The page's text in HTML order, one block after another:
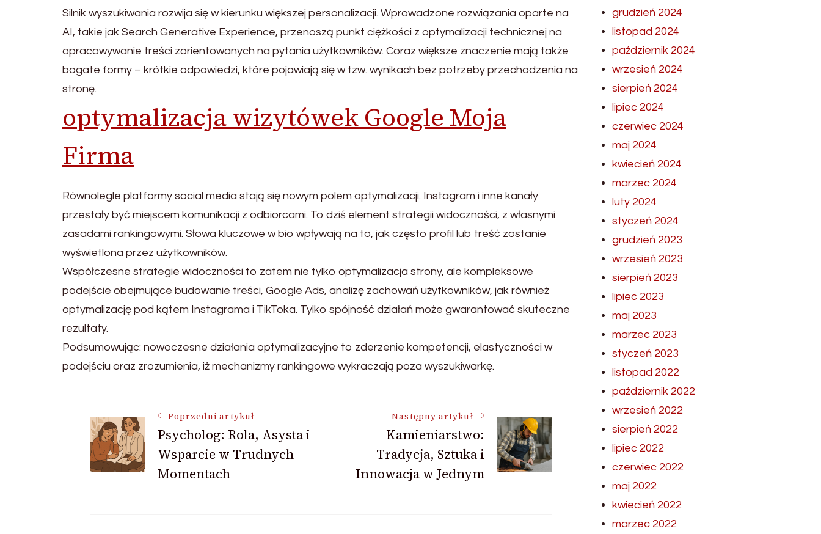
Silnik wyszukiwania rozwija się w kierunku większej personalizacji. Wprowadzone rozwiązania oparte na
AI, takie jak Search Generative Experience, przenoszą punkt ciężkości z optymalizacji technicznej na
opracowywanie treści zorientowanych na pytania użytkowników. Coraz większe znaczenie mają także
bogate formy – krótkie odpowiedzi, które pojawiają się w tzw. wynikach bez potrzeby przechodzenia na
stronę.
optymalizacja wizytówek Google Moja
Firma
Równolegle platformy social media stają się nowym polem optymalizacji. Instagram i inne kanały
przestały być miejscem komunikacji z odbiorcami. To dziś element strategii widoczności, z własnymi
zasadami rankingowymi. Słowa kluczowe w bio wpływają na to, jak często profil lub treść zostanie
wyświetlona przez użytkowników.
Współczesne strategie widoczności to zatem nie tylko optymalizacja strony, ale kompleksowe
podejście obejmujące budowanie treści, Google Ads, analizę zachowań użytkowników, jak również
optymalizację pod kątem Instagrama i TikToka. Tylko spójność działań może gwarantować skuteczne
rezultaty.
Podsumowując: nowoczesne działania optymalizacyjne to zderzenie kompetencji, elastyczności w
podejściu oraz zrozumienia, iż mechanizmy rankingowe wykraczają poza wyszukiwarkę.
Nawigacja
wpisu
Poprzedni artykuł
Psycholog: Rola, Asysta i
Wsparcie w Trudnych
Momentach
Następny artykuł
Kamieniarstwo:
Tradycja, Sztuka i
Innowacja w Jednym
grudzień 2024
listopad 2024
październik 2024
wrzesień 2024
sierpień 2024
lipiec 2024
czerwiec 2024
maj 2024
kwiecień 2024
marzec 2024
luty 2024
styczeń 2024
grudzień 2023
wrzesień 2023
sierpień 2023
lipiec 2023
maj 2023
marzec 2023
styczeń 2023
listopad 2022
październik 2022
wrzesień 2022
sierpień 2022
lipiec 2022
czerwiec 2022
maj 2022
kwiecień 2022
marzec 2022